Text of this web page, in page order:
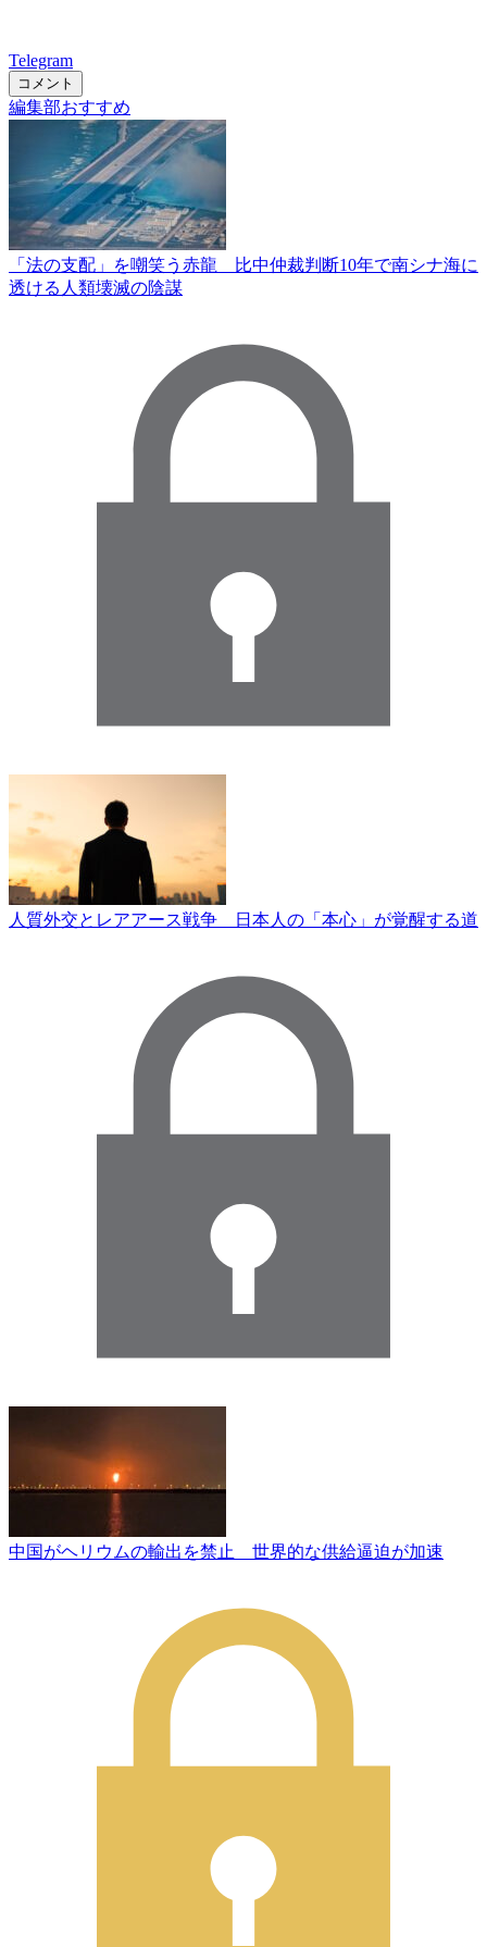
Telegram
コメント
編集部おすすめ
「法の支配」を嘲笑う赤龍 比中仲裁判断10年で南シナ海に
透ける人類壊滅の陰謀
人質外交とレアアース戦争 日本人の「本心」が覚醒する道
中国がヘリウムの輸出を禁止 世界的な供給逼迫が加速